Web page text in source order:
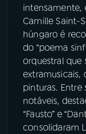
intensamente,
Camille Saint-
húngaro é
do “poema
orquestral que
extramusicais,
pinturas. Entre
notáveis,
“Fausto” e
consolidaram